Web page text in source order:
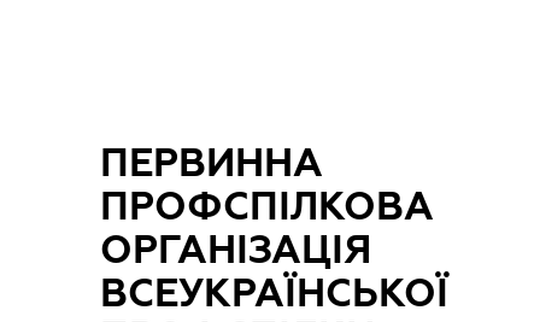
ПЕРВИННА
ПРОФСПІЛКОВА
ОРГАНІЗАЦІЯ
ВСЕУКРАЇНСЬКОЇ